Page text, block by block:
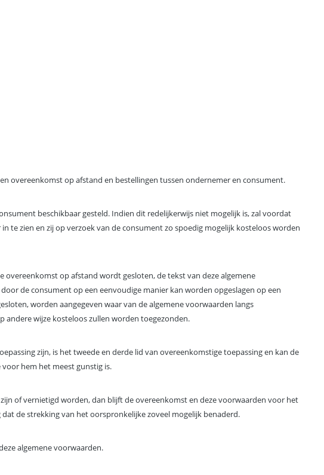
overeenkomst op afstand en bestellingen tussen ondernemer en consument.
beschikbaar gesteld. Indien dit redelijkerwijs niet mogelijk is, zal voordat
te zien en zij op verzoek van de consument zo spoedig mogelijk kosteloos worden
op afstand wordt gesloten, de tekst van deze algemene
de consument op een eenvoudige manier kan worden opgeslagen op een
worden aangegeven waar van de algemene voorwaarden langs
andere wijze kosteloos zullen worden toegezonden.
zijn, is het tweede en derde lid van overeenkomstige toepassing en kan de
hem het meest gunstig is.
of vernietigd worden, dan blijft de overeenkomst en deze voorwaarden voor het
de strekking van het oorspronkelijke zoveel mogelijk benaderd.
algemene voorwaarden.